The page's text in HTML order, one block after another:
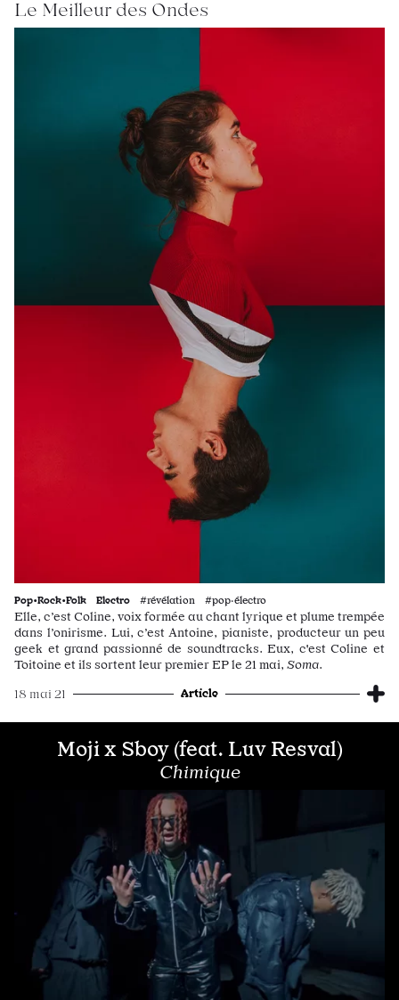
Le Meilleur des Ondes
Pop•Rock•Folk Electro #révélation #pop·électro
Elle, c’est Coline, voix formée au chant lyrique et plume trempée
dans l’onirisme. Lui, c’est Antoine, pianiste, producteur un peu
geek et grand passionné de soundtracks. Eux, c'est Coline et
Toitoine et ils sortent leur premier EP le 21 mai, Soma.
18 mai 21 Article
Moji x Sboy (feat. Luv Resval)
Chimique